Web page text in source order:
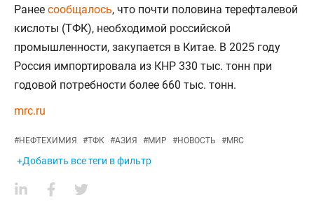
Ранее сообщалось, что почти половина терефталевой
кислоты (ТФК), необходимой российской
промышленности, закупается в Китае. В 2025 году
Россия импортировала из КНР 330 тыс. тонн при
годовой потребности более 660 тыс. тонн.
mrc.ru
#НЕФТЕХИМИЯ #ТФК #АЗИЯ #МИР #НОВОСТЬ #MRC
+Добавить все теги в фильтр